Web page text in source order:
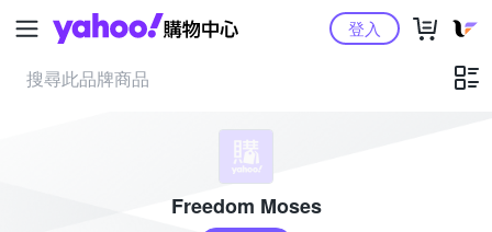
Yahoo購物中心登入
Freedom Moses